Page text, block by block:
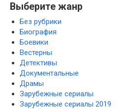
Выберите жанр
Без рубрики
Биография
Боевики
Вестерны
Детективы
Документальные
Драмы
Зарубежные сериалы
Зарубежные сериалы 2019